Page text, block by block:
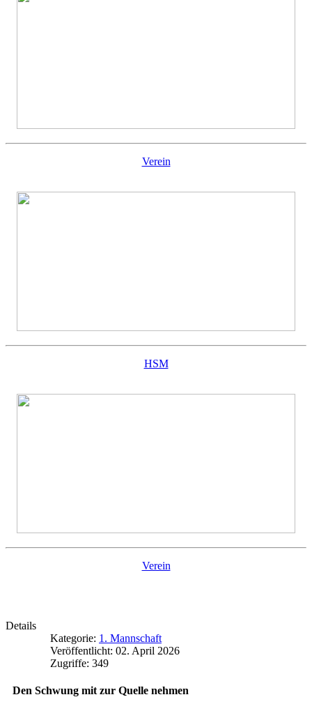
Verein
HSM
Verein
Details
Kategorie: 1. Mannschaft
Veröffentlicht: 02. April 2026
Zugriffe: 349
Den Schwung mit zur Quelle nehmen